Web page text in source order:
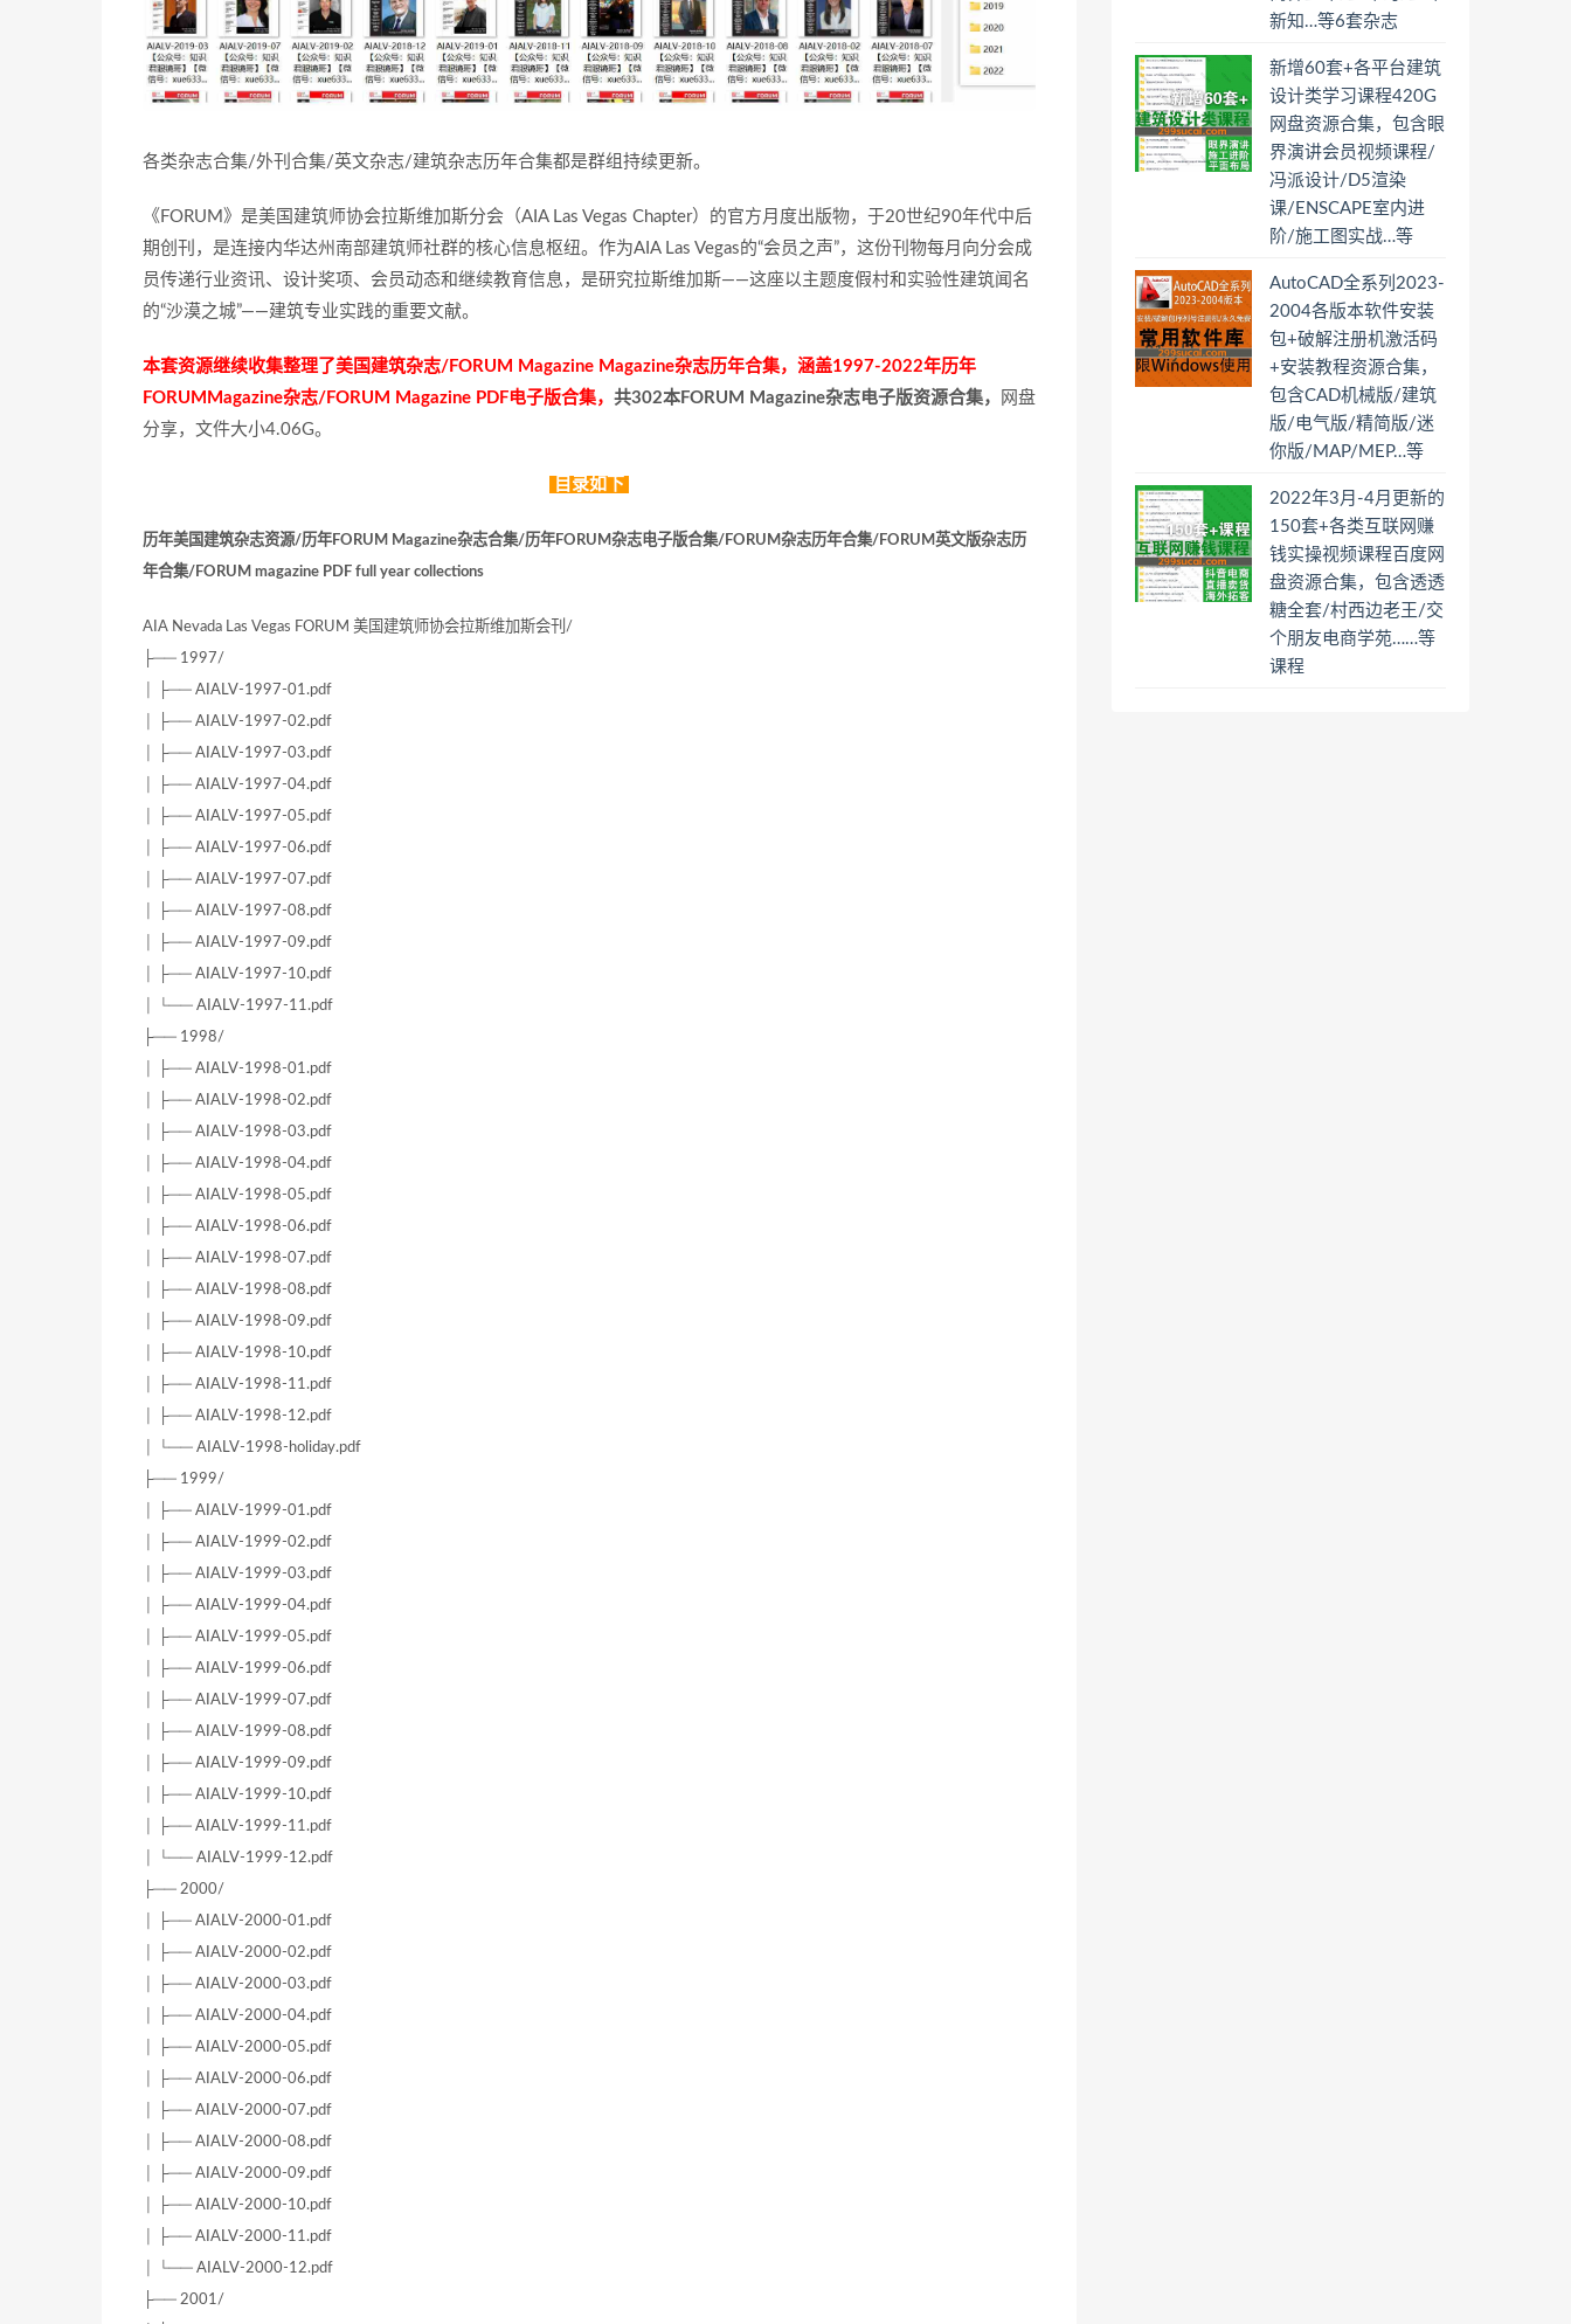
各类杂志合集/外刊合集/英文杂志/建筑杂志历年合集都是群组持续更新。
《FORUM》是美国建筑师协会拉斯维加斯分会（AIA Las Vegas Chapter）的官方月度出版物，于20世纪90年代中后
期创刊，是连接内华达州南部建筑师社群的核心信息枢纽。作为AIA Las Vegas的“会员之声”，这份刊物每月向分会成
员传递行业资讯、设计奖项、会员动态和继续教育信息，是研究拉斯维加斯——这座以主题度假村和实验性建筑闻名
的“沙漠之城”——建筑专业实践的重要文献。
本套资源继续收集整理了美国建筑杂志/FORUM Magazine Magazine杂志历年合集，涵盖1997-2022年历年
FORUMMagazine杂志/FORUM Magazine PDF电子版合集， 共302本FORUM Magazine杂志电子版资源合集，
网盘
分享，文件大小4.06G。
目录如下
历年美国建筑杂志资源/历年FORUM Magazine杂志合集/历年FORUM杂志电子版合集/FORUM杂志历年合集/FORUM英文版杂志历
年合集/FORUM magazine PDF full year collections
AIA Nevada Las Vegas FORUM 美国建筑师协会拉斯维加斯会刊/
├── 1997/
│ ├── AIALV-1997-01.pdf
│ ├── AIALV-1997-02.pdf
│ ├── AIALV-1997-03.pdf
│ ├── AIALV-1997-04.pdf
│ ├── AIALV-1997-05.pdf
│ ├── AIALV-1997-06.pdf
│ ├── AIALV-1997-07.pdf
│ ├── AIALV-1997-08.pdf
│ ├── AIALV-1997-09.pdf
│ ├── AIALV-1997-10.pdf
│ └── AIALV-1997-11.pdf
├── 1998/
│ ├── AIALV-1998-01.pdf
│ ├── AIALV-1998-02.pdf
│ ├── AIALV-1998-03.pdf
│ ├── AIALV-1998-04.pdf
│ ├── AIALV-1998-05.pdf
│ ├── AIALV-1998-06.pdf
│ ├── AIALV-1998-07.pdf
│ ├── AIALV-1998-08.pdf
│ ├── AIALV-1998-09.pdf
│ ├── AIALV-1998-10.pdf
│ ├── AIALV-1998-11.pdf
│ ├── AIALV-1998-12.pdf
│ └── AIALV-1998-holiday.pdf
├── 1999/
│ ├── AIALV-1999-01.pdf
│ ├── AIALV-1999-02.pdf
│ ├── AIALV-1999-03.pdf
│ ├── AIALV-1999-04.pdf
│ ├── AIALV-1999-05.pdf
│ ├── AIALV-1999-06.pdf
│ ├── AIALV-1999-07.pdf
│ ├── AIALV-1999-08.pdf
│ ├── AIALV-1999-09.pdf
│ ├── AIALV-1999-10.pdf
│ ├── AIALV-1999-11.pdf
│ └── AIALV-1999-12.pdf
├── 2000/
│ ├── AIALV-2000-01.pdf
│ ├── AIALV-2000-02.pdf
│ ├── AIALV-2000-03.pdf
│ ├── AIALV-2000-04.pdf
│ ├── AIALV-2000-05.pdf
│ ├── AIALV-2000-06.pdf
│ ├── AIALV-2000-07.pdf
│ ├── AIALV-2000-08.pdf
│ ├── AIALV-2000-09.pdf
│ ├── AIALV-2000-10.pdf
│ ├── AIALV-2000-11.pdf
│ └── AIALV-2000-12.pdf
├── 2001/
新知…等6套杂志
新增60套+各平台建筑
设计类学习课程420G
网盘资源合集，包含眼
界演讲会员视频课程/
冯派设计/D5渲染
课/ENSCAPE室内进
阶/施工图实战…等
AutoCAD全系列2023-
2004各版本软件安装
包+破解注册机激活码
+安装教程资源合集，
包含CAD机械版/建筑
版/电气版/精简版/迷
你版/MAP/MEP…等
2022年3月-4月更新的
150套+各类互联网赚
钱实操视频课程百度网
盘资源合集，包含透透
糖全套/村西边老王/交
个朋友电商学苑……等
课程